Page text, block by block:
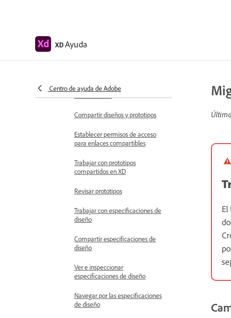
XDAyuda
Centro de ayuda de Adobe
Compartir mesas de trabajo
seleccionadas
Compartir diseños y prototipos
Establecer permisos de acceso
para enlaces compartibles
Trabajar con prototipos
compartidos en XD
Revisar prototipos
Trabajar con especificaciones de
diseño
Compartir especificaciones de
diseño
Ver e inspeccionar
especificaciones de diseño
Navegar por las especificaciones
de diseño